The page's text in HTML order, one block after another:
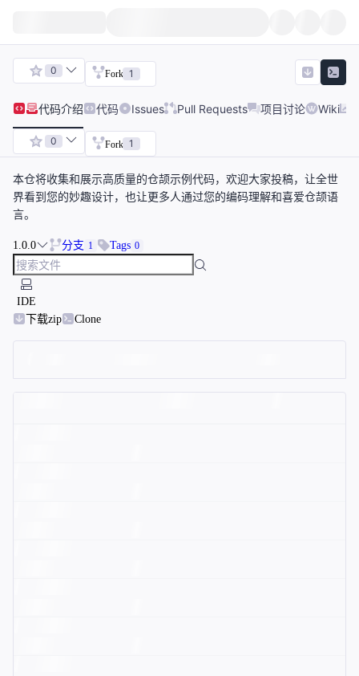
0 Fork 1
代码介绍 代码 Issues Pull Requests 项目讨论 Wiki
0 Fork 1
本仓将收集和展示高质量的仓颉示例代码，欢迎大家投稿，让全世
界看到您的妙趣设计，也让更多人通过您的编码理解和喜爱仓颉语
言。
1.0.0 分支 1 Tags 0
IDE
下载zip
Clone